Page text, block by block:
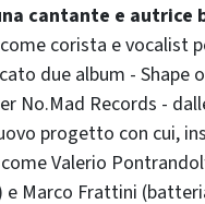
cantante e
come corista e vocalist
due album - Shape
No.Mad Records -
progetto con cui,
Valerio
Marco Frattini